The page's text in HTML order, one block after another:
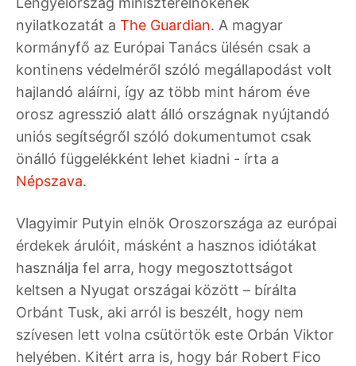
nyilatkozatát a The Guardian. A magyar
kormányfő az Európai Tanács ülésén csak a
kontinens védelméről szóló megállapodást volt
hajlandó aláírni, így az több mint három éve
orosz agresszió alatt álló országnak nyújtandó
uniós segítségről szóló dokumentumot csak
önálló függelékként lehet kiadni - írta a
Népszava.
Vlagyimir Putyin elnök Oroszországa az európai
érdekek árulóit, másként a hasznos idiótákat
használja fel arra, hogy megosztottságot
keltsen a Nyugat országai között – bírálta
Orbánt Tusk, aki arról is beszélt, hogy nem
szívesen lett volna csütörtök este Orbán Viktor
helyében. Kitért arra is, hogy bár Robert Fico